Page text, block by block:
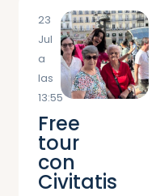
23
Jul
a
las
13:55
Free
tour
con
Civitatis